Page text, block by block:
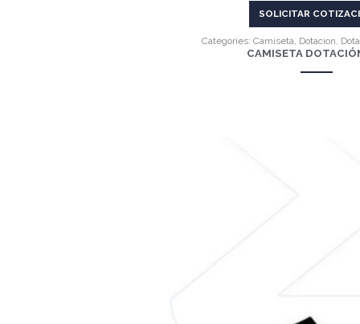
SOLICITAR
Categories: Camiseta, Dotacion,
CAMISETA